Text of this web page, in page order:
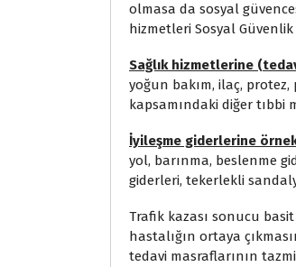
olmasa da sosyal
hizmetleri Sosyal
Sağlık hizmetlerine
yoğun bakım, ilaç,
kapsamındaki diğer
İyileşme giderlerine
yol, barınma, beslenme
giderleri, tekerlekli
Trafik kazası sonucu
hastalığın ortaya
tedavi masraflarının